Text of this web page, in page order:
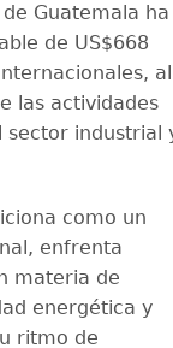
Guatemala ha
de US$668
al
las actividades
sector industrial
como un
enfrenta
materia de
energética y
ritmo de